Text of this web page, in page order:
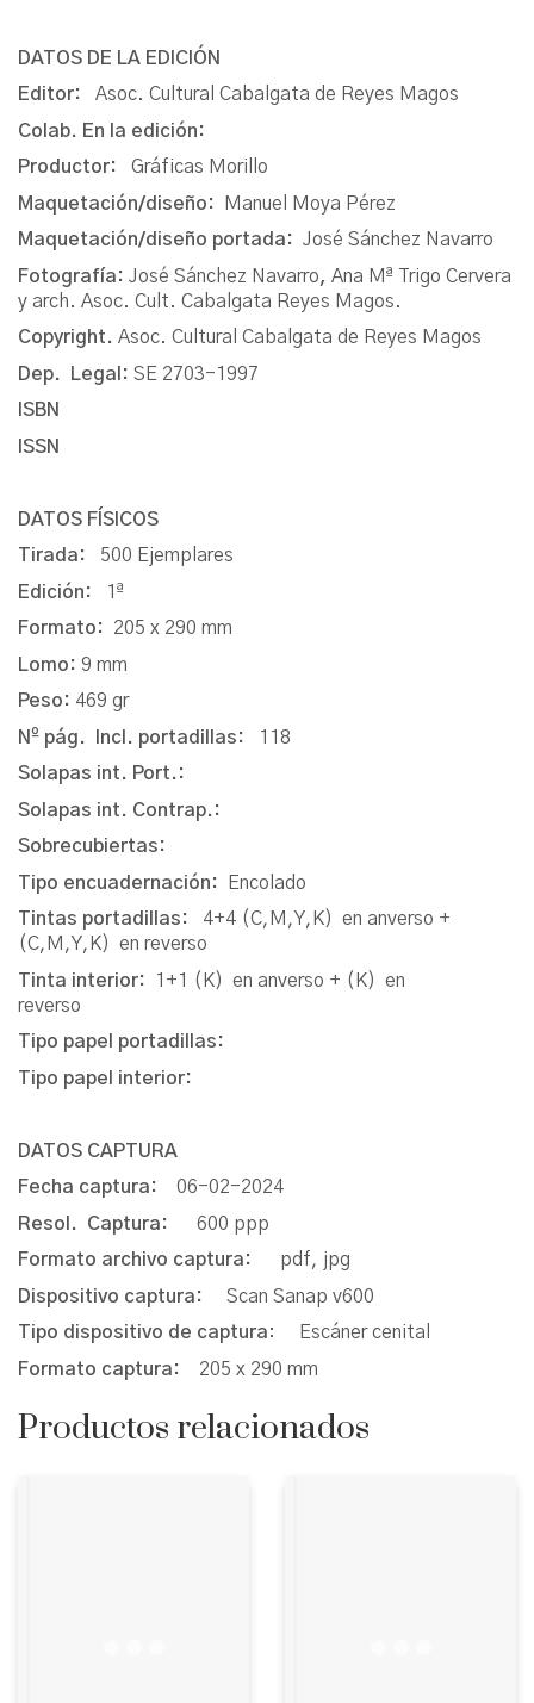
DATOS DE LA EDICIÓN
Editor: Asoc. Cultural Cabalgata de Reyes Magos
Colab. En la edición:
Productor: Gráficas Morillo
Maquetación/diseño:
Manuel Moya Pérez
Maquetación/diseño portada: José Sánchez Navarro
Fotografía: José Sánchez Navarro, Ana Mª Trigo Cervera
y arch. Asoc. Cult. Cabalgata Reyes Magos.
Copyright. Asoc. Cultural Cabalgata de Reyes Magos
Dep. Legal: SE 2703-1997
ISBN
ISSN
DATOS FÍSICOS
Tirada: 500 Ejemplares
Edición:
1ª
Formato: 205 x 290 mm
Lomo: 9 mm
Peso: 469 gr
Nº pág. Incl. portadillas:
118
Solapas int. Port.:
Solapas int. Contrap.:
Sobrecubiertas:
Tipo encuadernación:
Encolado
Tintas portadillas: 4+4 (C,M,Y,K) en anverso +
(C,M,Y,K) en reverso
Tinta interior:
1+1 (K) en anverso + (K) en
reverso
Tipo papel portadillas:
Tipo papel interior:
DATOS CAPTURA
Fecha captura: 06-02-2024
Resol. Captura: 600 ppp
Formato archivo captura: pdf, jpg
Dispositivo captura: Scan Sanap v600
Tipo dispositivo de captura: Escáner cenital
Formato captura: 205 x 290 mm
Productos relacionados